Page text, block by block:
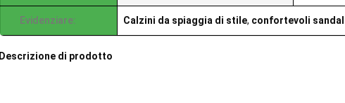
Evidenziare: Calzini da spiaggia di stile, confortevoli
Descrizione di prodotto